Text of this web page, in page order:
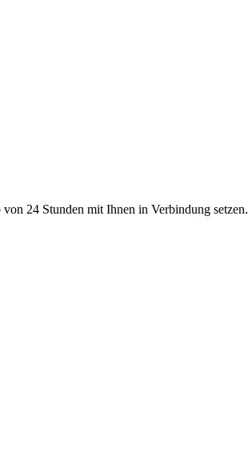
24 Stunden mit Ihnen in Verbindung setzen.